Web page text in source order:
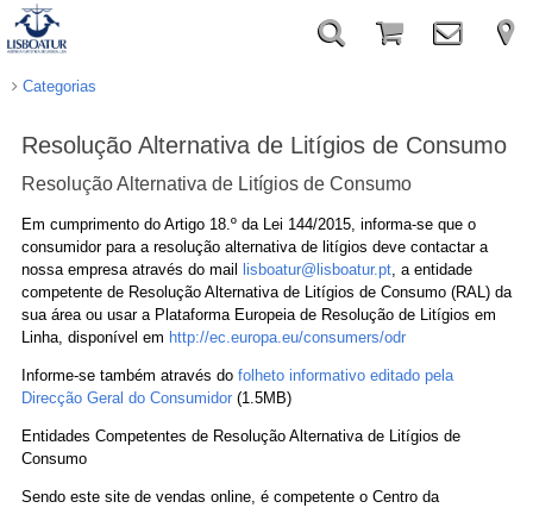
Categorias
Resolução Alternativa de Litígios de Consumo
Resolução Alternativa de Litígios de Consumo
Em cumprimento do Artigo 18.º da Lei 144/2015, informa-se que o
consumidor para a resolução alternativa de litígios deve contactar a
nossa empresa através do mail
lisboatur@lisboatur.pt, a entidade
competente de Resolução Alternativa de Litígios de Consumo (RAL) da
sua área ou usar a Plataforma Europeia de Resolução de Litígios em
Linha, disponível em http://ec.europa.eu/consumers/odr
Informe-se também através do folheto informativo editado pela
Direcção Geral do Consumidor(1.5MB)
Entidades Competentes de Resolução Alternativa de Litígios de
Consumo
Sendo este site de vendas online, é competente o Centro da